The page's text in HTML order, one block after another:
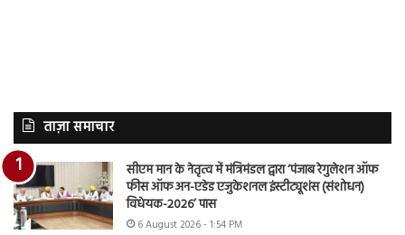
ताज़ा समाचार
सीएम मान के नेतृत्व में मंत्रिमंडल द्वारा ‘पंजाब रेगुलेशन ऑफ
फीस ऑफ अन-एडेड एजुकेशनल इंस्टीट्यूशंस (संशोधन)
विधेयक-2026’ पास
6 August 2026 - 1:54 PM